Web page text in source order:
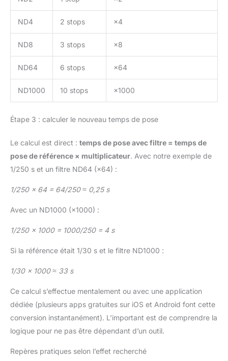
ND4 2 stops ×4
ND8 3 stops ×8
ND64 6 stops ×64
ND1000 10 stops ×1000
Étape 3 : calculer le nouveau temps de pose
Le calcul est direct : temps de pose avec filtre = temps de
pose de référence × multiplicateur. Avec notre exemple de
1/250 s et un filtre ND64 (×64) :
1/250 × 64 = 64/250 ≈ 0,25 s
Avec un ND1000 (×1000) :
1/250 × 1000 = 1000/250 = 4 s
Si la référence était 1/30 s et le filtre ND1000 :
1/30 × 1000 ≈ 33 s
Ce calcul s’effectue mentalement ou avec une application
dédiée (plusieurs apps gratuites sur iOS et Android font cette
conversion instantanément). L’important est de comprendre la
logique pour ne pas être dépendant d’un outil.
Repères pratiques selon l’effet recherché